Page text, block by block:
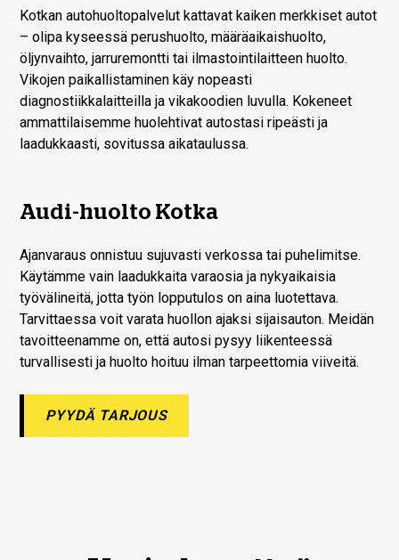
Kotkan autohuoltopalvelut kattavat kaiken merkkiset autot
– olipa kyseessä perushuolto, määräaikaishuolto,
öljynvaihto, jarruremontti tai ilmastointilaitteen huolto.
Vikojen paikallistaminen käy nopeasti
diagnostiikkalaitteilla ja vikakoodien luvulla. Kokeneet
ammattilaisemme huolehtivat autostasi ripeästi ja
laadukkaasti, sovitussa aikataulussa.
Audi-huolto Kotka
Ajanvaraus onnistuu sujuvasti verkossa tai puhelimitse.
Käytämme vain laadukkaita varaosia ja nykyaikaisia
työvälineitä, jotta työn lopputulos on aina luotettava.
Tarvittaessa voit varata huollon ajaksi sijaisauton. Meidän
tavoitteenamme on, että autosi pysyy liikenteessä
turvallisesti ja huolto hoituu ilman tarpeettomia viiveitä.
PYYDÄ TARJOUS